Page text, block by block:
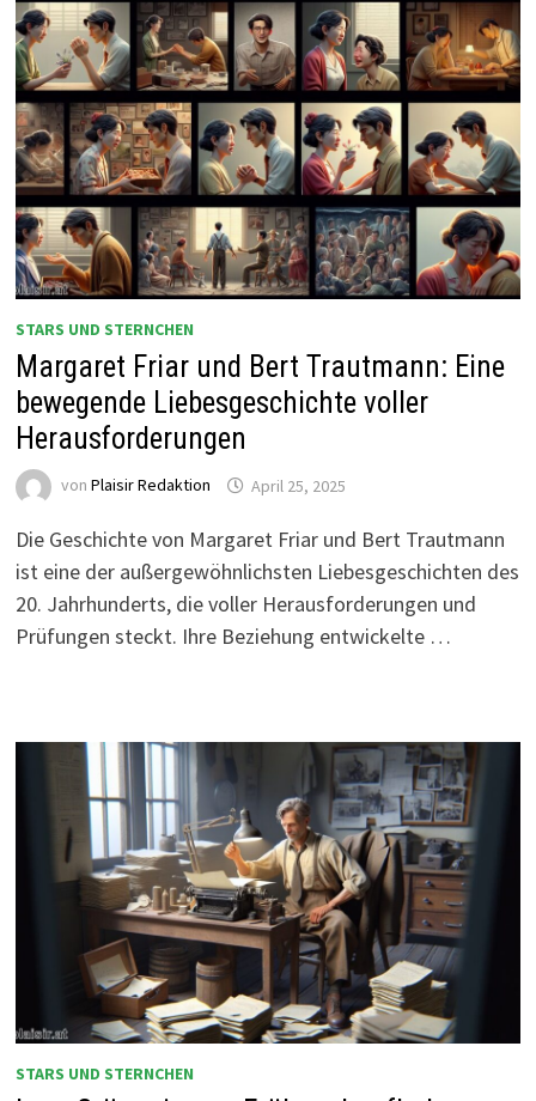
STARS UND STERNCHEN
Margaret Friar und Bert Trautmann: Eine
bewegende Liebesgeschichte voller
Herausforderungen
von Plaisir Redaktion April 25, 2025
Die Geschichte von Margaret Friar und Bert Trautmann
ist eine der außergewöhnlichsten Liebesgeschichten des
20. Jahrhunderts, die voller Herausforderungen und
Prüfungen steckt. Ihre Beziehung entwickelte …
STARS UND STERNCHEN